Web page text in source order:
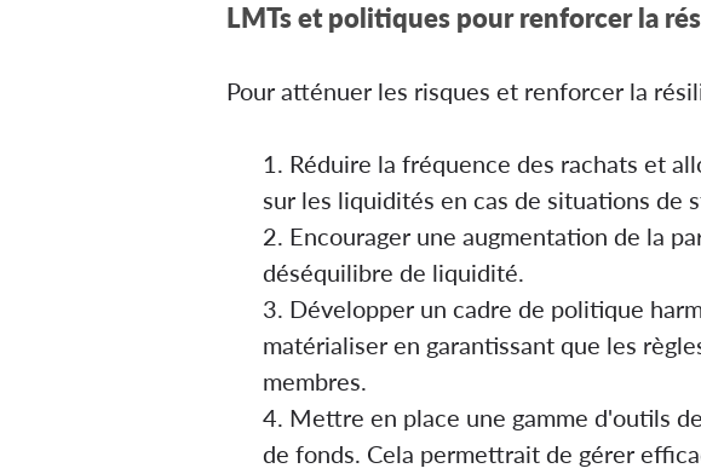
LMTs et politiques pour renforcer la
Pour atténuer les risques et renforcer la
Réduire la fréquence des rachats et
sur les liquidités en cas de situations de
Encourager une augmentation de la
déséquilibre de liquidité.
Développer un cadre de politique
matérialiser en garantissant que les
membres.
Mettre en place une gamme d'outils
de fonds. Cela permettrait de gérer